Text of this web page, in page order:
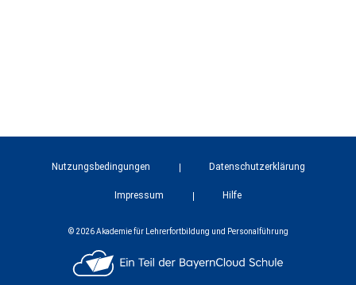
Nutzungsbedingungen Datenschutzerklärung
Impressum Hilfe
© 2026 Akademie für Lehrerfortbildung und Personalführung